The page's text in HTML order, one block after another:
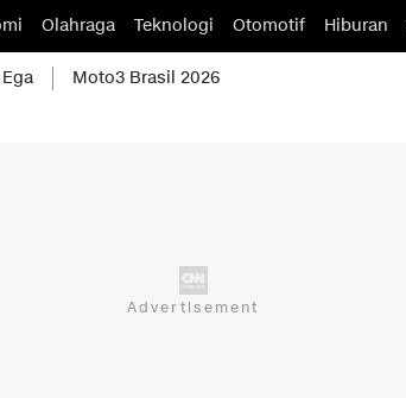
Olahraga Teknologi Otomotif Hiburan
Moto3 Brasil 2026